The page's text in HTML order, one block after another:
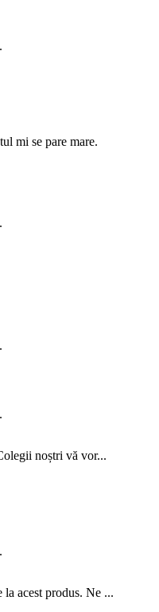
mi se pare mare.
noștri vă vor...
acest produs. Ne ...